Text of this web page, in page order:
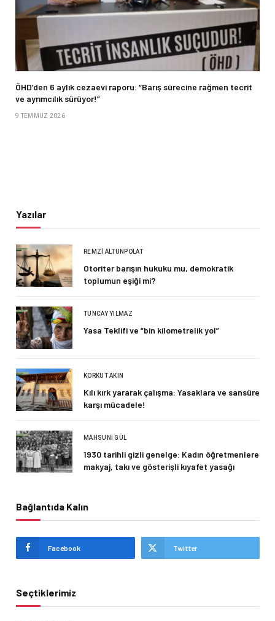
ÖHD’den 6 aylık cezaevi raporu: “Barış sürecine rağmen tecrit
ve ayrımcılık sürüyor!”
9 TEMMUZ 2026
Yazılar
REMZI ALTUNPOLAT
Otoriter barışın hukuku mu, demokratik
toplumun eşiği mi?
TUNCAY YILMAZ
Yasa Teklifi ve “bin kilometrelik yol”
KORKUT AKIN
Kılı kırk yararak çalışma: Yasaklara ve sansüre
karşı mücadele!
MAHSUNI GÜL
1930 tarihli gizli genelge: Kadın öğretmenlere
makyaj, takı ve gösterişli kıyafet yasağı
Bağlantıda Kalın
Facebook Twitter
Seçtiklerimiz